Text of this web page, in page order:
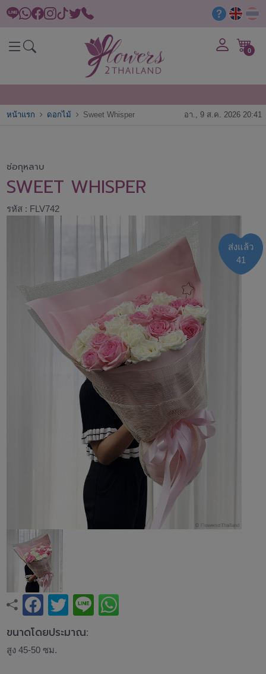
0
หน้าแรก ดอกไม้ Sweet Whisper อา., 9 ส.ค. 2026 20:41
ช่อกุหลาบ
SWEET WHISPER
รหัส : FLV742
ส่งแล้ว
41
ขนาดโดยประมาณ:
สูง 45-50 ซม.